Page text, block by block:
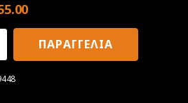
ΠΑΡΑΓΓΕΛΙΑ